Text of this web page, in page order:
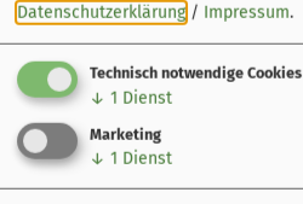
Datenschutzerklärung / Impressum.
Technisch notwendige Cookies
↓ 1 Dienst
Marketing
↓ 1 Dienst